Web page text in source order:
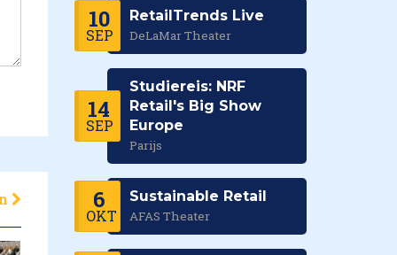
10
SEP
RetailTrends Live
DeLaMar Theater
14
SEP
Studiereis: NRF
Retail's Big Show
Europe
Parijs
6
OKT
Sustainable Retail
AFAS Theater